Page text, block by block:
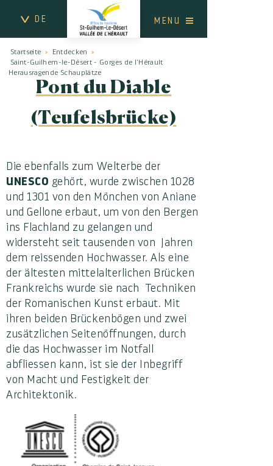
DE MENU
Pont du Diable
(Teufelsbrücke)
Startseite
Entdecken
Saint-Guilhem-le-Désert - Gorges de l'Hérault
Herausragende Schauplätze
Die ebenfalls zum Welterbe der
UNESCO gehört, wurde zwischen 1028
und 1301 von den Mönchen von Aniane
und Gellone erbaut, um von den Bergen
ins Flachland zu gelangen und
widersteht seit tausenden von Jahren
dem reissenden Hochwasser. Als eine
der ältesten mittelalterlichen Brücken
Frankreichs wurde sie nach Techniken
der Romanischen Kunst erbaut. Mit
ihren beiden Brückenbögen und zwei
zusätzlichen Seitenöffnungen, durch
die das Hochwasser im Notfall
abfliessen kann, ist sie der Inbegriff
von Macht und Festigkeit der
Architektonik.